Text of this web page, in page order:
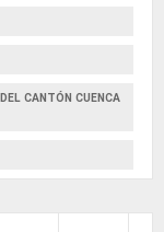
CANTÓN CUENCA